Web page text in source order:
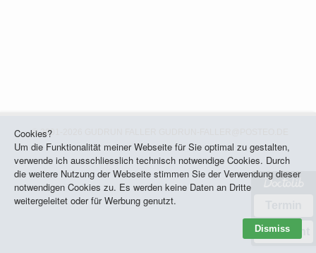
Nachricht
© 2001-2026 GUDRUN FALLER
Cookies?
Um die Funktionalität meiner Webseite für Sie optimal zu gestalten,
verwende ich ausschliesslich technisch notwendige Cookies. Durch
die weitere Nutzung der Webseite stimmen Sie der Verwendung dieser
notwendigen Cookies zu. Es werden keine Daten an Dritte
weitergeleitet oder für Werbung genutzt.
Dismiss